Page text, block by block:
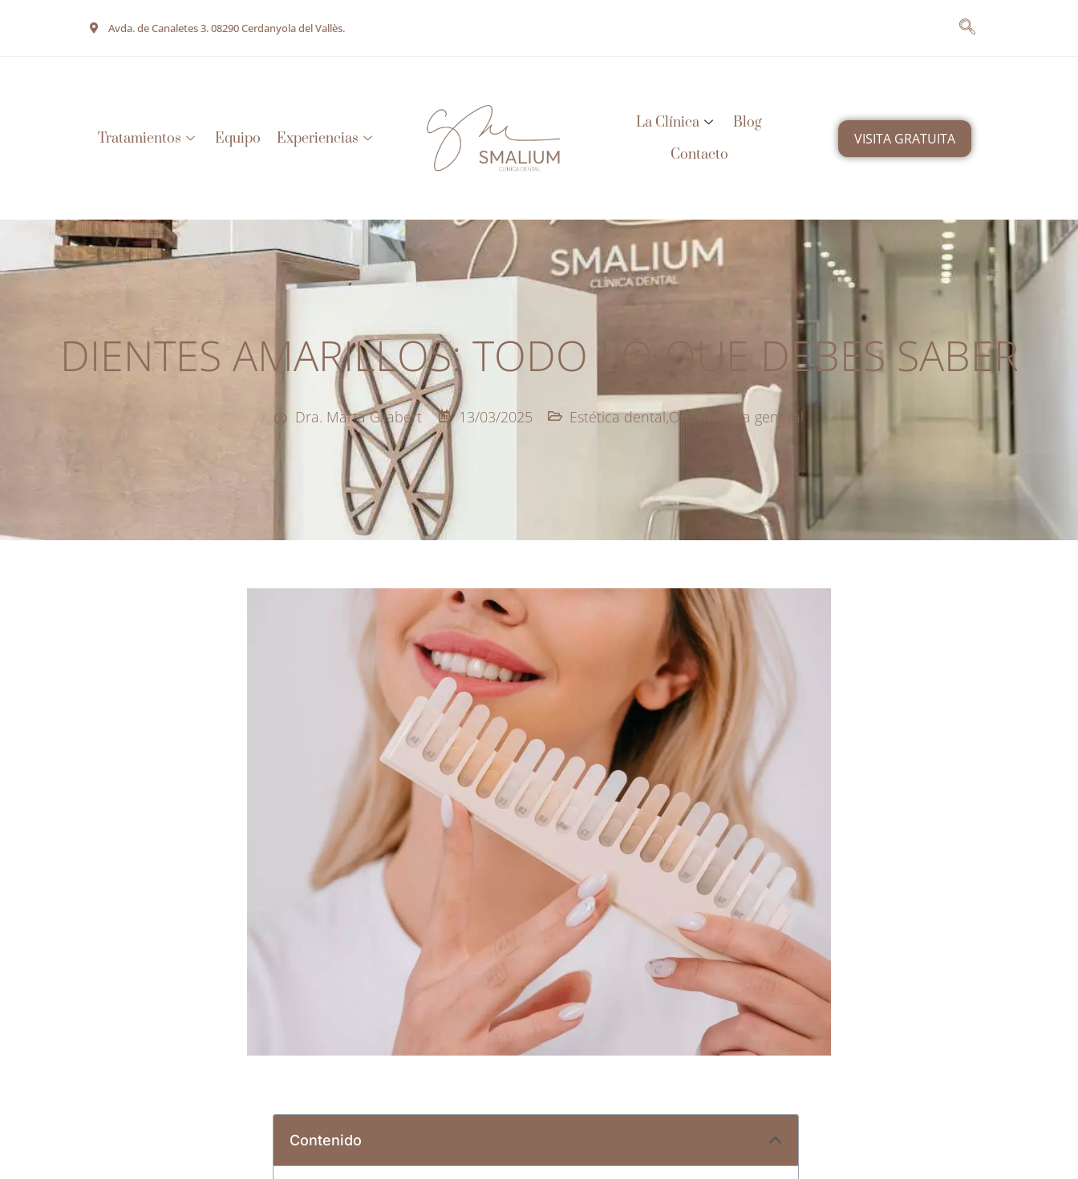
Avda. de Canaletes 3. 08290 Cerdanyola del Vallès.
Tratamientos Equipo Experiencias
La Clínica
Blog
Contacto
VISITA GRATUITA
DIENTES AMARILLOS: TODO LO QUE DEBES SABER
Dra. Marta Gilabert 13/03/2025 Estética dental,Odontología general
Contenido